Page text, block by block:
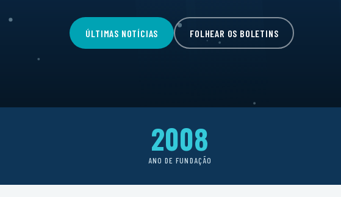
ÚLTIMAS NOTÍCIAS FOLHEAR OS BOLETINS
2008
ANO DE FUNDAÇÃO